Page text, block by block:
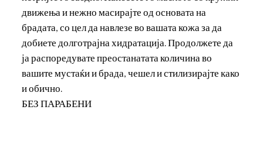
движења и нежно масирајте од основата на
брадата, со цел да навлезе во вашата кожа за да
добиете долготрајна хидратација. Продолжете да
ја распоредувате преостанатата количина во
вашите мустаќи и брада, чешел и стилизирајте како
и обично.
БЕЗ ПАРАБЕНИ